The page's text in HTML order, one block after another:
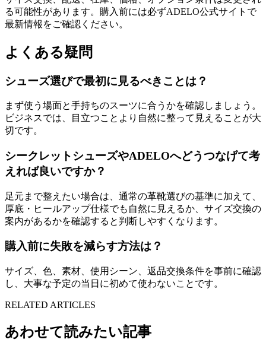
る可能性があります。購入前には必ずADELO公式サイトで
最新情報をご確認ください。
よくある疑問
シューズ選びで最初に見るべきことは？
まず使う場面と手持ちのスーツに合うかを確認しましょう。
ビジネスでは、目立つことより自然に整って見えることが大
切です。
シークレットシューズやADELOへどうつなげて考
えれば良いですか？
足元まで整えたい場合は、通常の革靴選びの基準に加えて、
厚底・ヒールアップ仕様でも自然に見えるか、サイズ交換の
案内があるかを確認すると判断しやすくなります。
購入前に失敗を減らす方法は？
サイズ、色、素材、使用シーン、返品交換条件を事前に確認
し、大事な予定の当日に初めて使わないことです。
RELATED ARTICLES
あわせて読みたい記事